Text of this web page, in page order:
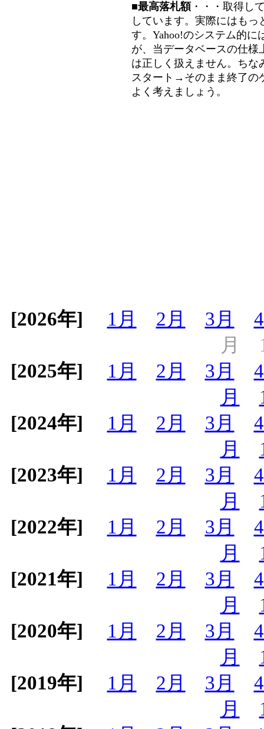
■最高落札額 ・・・取得し
しています。実際にはも
す。Yahoo!のシステム的に
が、当データベースの仕様
は正しく扱えません。ちな
スタート→そのまま終了の
よく考えましょう。
[2026年] 1月 2月 3月
月
[2025年]
1月 2月 3月
月
[2024年]
1月 2月 3月
月
[2023年]
1月 2月 3月
月
[2022年]
1月 2月 3月
月
[2021年]
1月 2月 3月
月
[2020年]
1月 2月 3月
月
[2019年]
1月 2月 3月
月